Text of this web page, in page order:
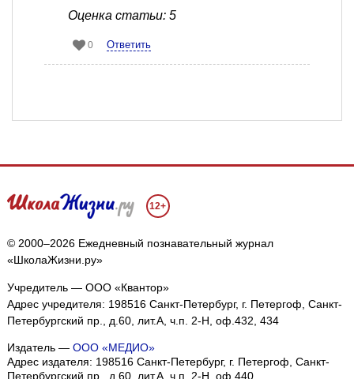
Оценка статьи: 5
0 Ответить
12+
© 2000–2026 Ежедневный познавательный журнал
«ШколаЖизни.ру»
Учредитель — ООО «Квантор»
Адрес учредителя: 198516 Санкт-Петербург, г. Петергоф, Санкт-
Петербургский пр., д.60, лит.А, ч.п. 2-Н, оф.432, 434
Издатель — ООО «МЕДИО»
Адрес издателя: 198516 Санкт-Петербург, г. Петергоф, Санкт-
Петербургский пр., д.60, лит.А, ч.п. 2-Н, оф.440